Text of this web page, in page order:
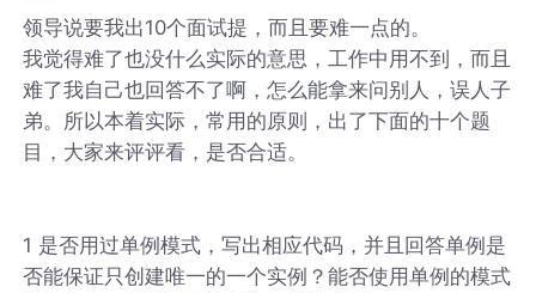
领导说要我出10个面试提，而且要难一点的。
我觉得难了也没什么实际的意思，工作中用不到，而且
难了我自己也回答不了啊，怎么能拿来问别人，误人子
弟。所以本着实际，常用的原则，出了下面的十个题
目，大家来评评看，是否合适。
1 是否用过单例模式，写出相应代码，并且回答单例是
否能保证只创建唯一的一个实例？能否使用单例的模式